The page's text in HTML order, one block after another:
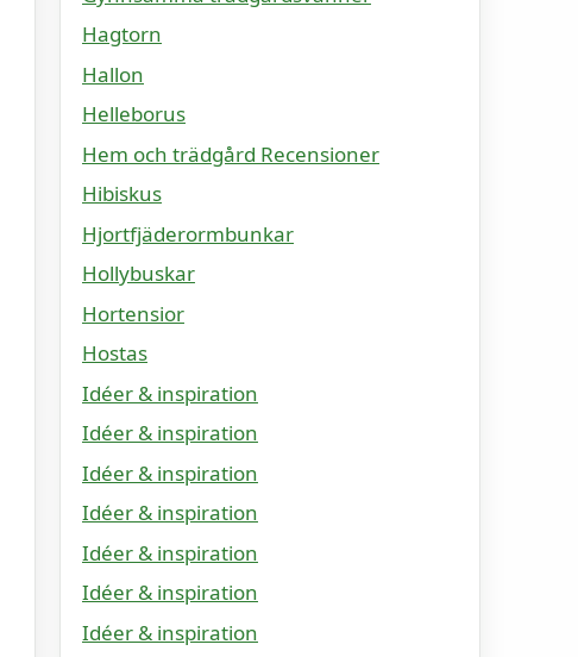
Hagtorn
Hallon
Helleborus
Hem och trädgård Recensioner
Hibiskus
Hjortfjäderormbunkar
Hollybuskar
Hortensior
Hostas
Idéer & inspiration
Idéer & inspiration
Idéer & inspiration
Idéer & inspiration
Idéer & inspiration
Idéer & inspiration
Idéer & inspiration